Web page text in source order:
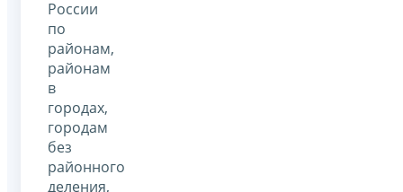
России
по
районам,
районам
в
городах,
городам
без
районного
деления,